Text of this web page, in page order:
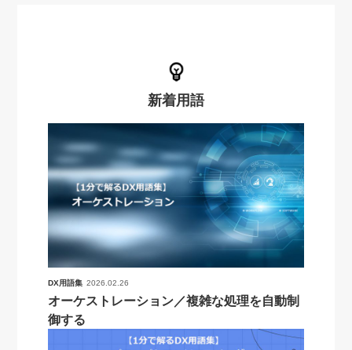
新着用語
DX用語集 2026.02.26
オーケストレーション／複雑な処理を自動制
御する